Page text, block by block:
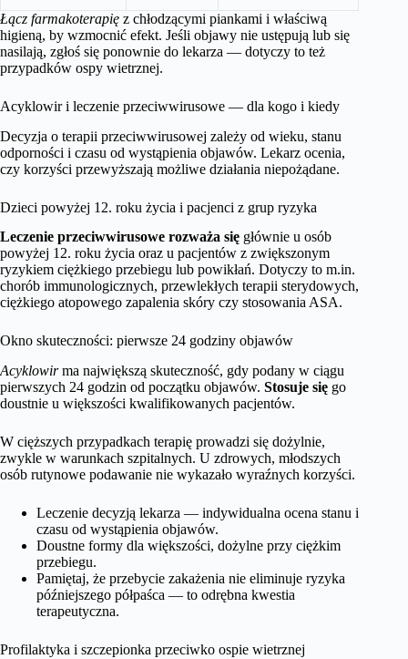
Łącz farmakoterapię z chłodzącymi piankami i właściwą
higieną, by wzmocnić efekt. Jeśli objawy nie ustępują lub się
nasilają, zgłoś się ponownie do lekarza — dotyczy to też
przypadków ospy wietrznej.
Acyklowir i leczenie przeciwwirusowe — dla kogo i kiedy
Decyzja o terapii przeciwwirusowej zależy od wieku, stanu
odporności i czasu od wystąpienia objawów. Lekarz ocenia,
czy korzyści przewyższają możliwe działania niepożądane.
Dzieci powyżej 12. roku życia i pacjenci z grup ryzyka
Leczenie przeciwwirusowe rozważa się głównie u osób
powyżej 12. roku życia oraz u pacjentów z zwiększonym
ryzykiem ciężkiego przebiegu lub powikłań. Dotyczy to m.in.
chorób immunologicznych, przewlekłych terapii sterydowych,
ciężkiego atopowego zapalenia skóry czy stosowania ASA.
Okno skuteczności: pierwsze 24 godziny objawów
Acyklowirma największą skuteczność, gdy podany w ciągu
pierwszych 24 godzin od początku objawów. Stosuje się go
doustnie u większości kwalifikowanych pacjentów.
W cięższych przypadkach terapię prowadzi się dożylnie,
zwykle w warunkach szpitalnych. U zdrowych, młodszych
osób rutynowe podawanie nie wykazało wyraźnych korzyści.
Leczenie decyzją lekarza — indywidualna ocena stanu i
czasu od wystąpienia objawów.
Doustne formy dla większości, dożylne przy ciężkim
przebiegu.
Pamiętaj, że przebycie zakażenia nie eliminuje ryzyka
późniejszego półpaśca — to odrębna kwestia
terapeutyczna.
Profilaktyka i szczepionka przeciwko ospie wietrznej